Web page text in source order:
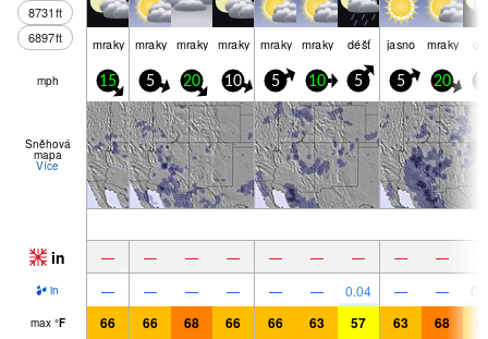
8731ft
6897ft mraky mraky mraky mraky mraky mraky déšť jasno mraky
mph 15 5 20 10 5 10 5 5 20
Sněhová
mapa
Více
in — — — — — — — — —
in — — — — — — 0.04 — —
max °F 66 66 68 66 66 63 57 63 68